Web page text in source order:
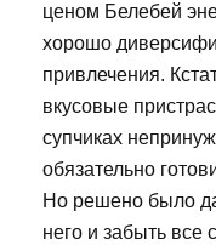
ценом Белебей
хорошо
привлечения.
вкусовые
супчиках
обязательно
Но решено было
него и забыть все